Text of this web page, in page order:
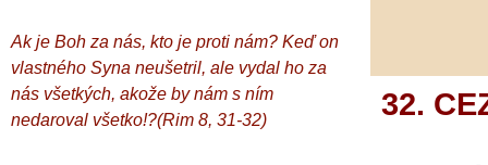
Ak je Boh za nás, kto je proti nám? Keď on
vlastného Syna neušetril, ale vydal ho za
nás všetkých, akože by nám s ním
nedaroval všetko!?(Rim 8, 31-32)
32.